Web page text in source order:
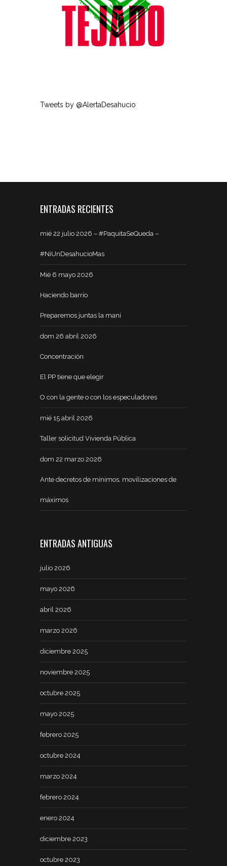
Tweets by @AlertaDesahucio
ENTRADAS RECIENTES
mié 22 julio 2026 – #PaquitaSeQueda –
#NiUnDesahucioMas
Mié 6 mayo 2026
Haciendo barrio
Preparemos juntas la mani
dom 26 abril 2026
Concentración
El PP tiene que elegir
O con la gente o con los especuladores
mié 15 abril 2026
Taller solicitud Vivienda Pública
dom 22 marzo 2026
Ante decretos de mínimos, movilizaciones de
máximos
ENTRADAS ANTIGUAS
julio 2026
mayo 2026
abril 2026
marzo 2026
diciembre 2025
noviembre 2025
octubre 2025
mayo 2025
febrero 2025
octubre 2024
marzo 2024
febrero 2024
enero 2024
diciembre 2023
octubre 2023